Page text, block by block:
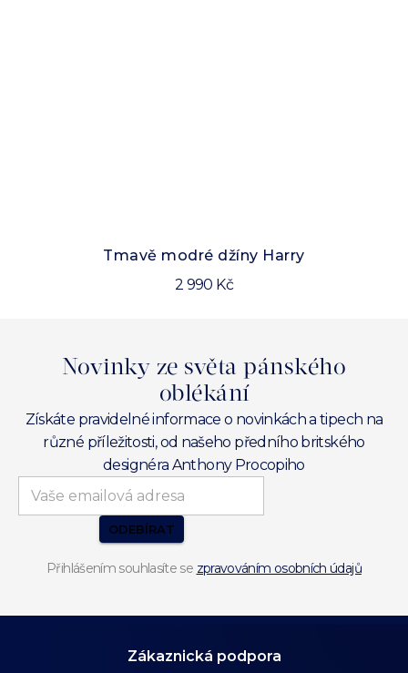
Tmavě modré džíny Harry
2 990 Kč
Novinky ze světa pánského
oblékání
Získáte pravidelné informace o novinkách a tipech na
různé příležitosti, od našeho předního britského
designéra Anthony Procopiho
ODEBÍRAT
Přihlášením souhlasíte se zpravováním osobních údajů
Zákaznická podpora